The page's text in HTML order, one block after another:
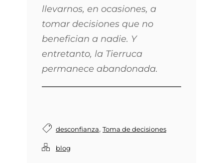
llevarnos, en ocasiones, a
tomar decisiones que no
benefician a nadie. Y
entretanto, la Tierruca
permanece abandonada.
desconfianza, Toma de decisiones
blog